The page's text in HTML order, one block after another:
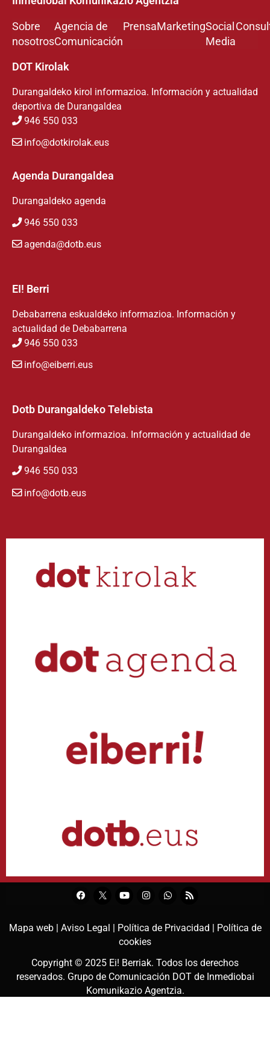
Sobre
nosotros
Agencia de
Comunicación
PrensaMarketingSocial
Media
DOT Kirolak
Durangaldeko kirol informazioa. Información y actualidad
deportiva de Durangaldea
946 550 033
info@dotkirolak.eus
Agenda Durangaldea
Durangaldeko agenda
946 550 033
agenda@dotb.eus
EI! Berri
Debabarrena eskualdeko informazioa. Información y
actualidad de Debabarrena
946 550 033
info@eiberri.eus
Dotb Durangaldeko Telebista
Durangaldeko informazioa. Información y actualidad de
Durangaldea
946 550 033
info@dotb.eus
Mapa web | Aviso Legal | Política de Privacidad | Política de
cookies
Copyright © 2025 Ei! Berriak. Todos los derechos
reservados. Grupo de Comunicación DOT de Inmediobai
Komunikazio Agentzia.